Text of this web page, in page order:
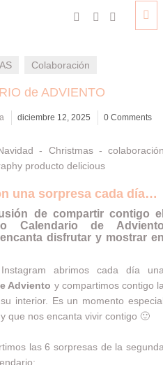
Colaboración
de ADVIENTO
diciembre 12, 2025 0 Comments
una sorpresa cada día…
de compartir contigo
Calendario de
disfrutar y mostrar
abrimos cada día
Adviento y compartimos contigo
interior. Es un momento
que nos encanta vivir contigo 🙂
las 6 sorpresas de la